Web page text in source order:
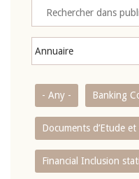
- Any - Banking
Documents d’Etude
Financial Inclusion